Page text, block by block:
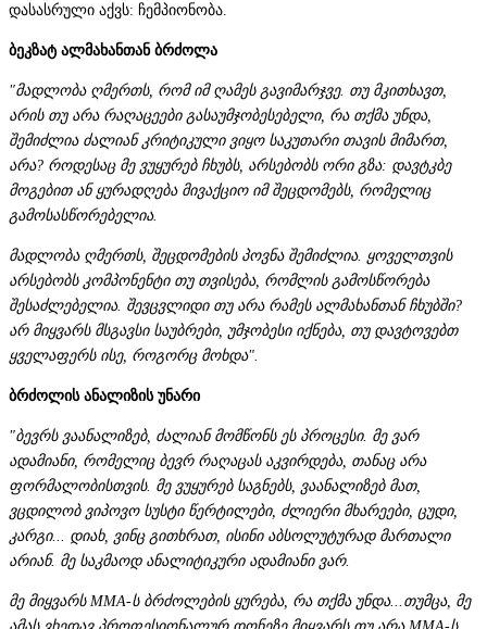
დასასრული აქვს: ჩემპიონობა.
ბეკზატ ალმახანთან ბრძოლა
"მადლობა ღმერთს, რომ იმ ღამეს გავიმარჯვე. თუ მკითხავთ,
არის თუ არა რაღაცეები გასაუმჯობესებელი, რა თქმა უნდა,
შემიძლია ძალიან კრიტიკული ვიყო საკუთარი თავის მიმართ,
არა? როდესაც მე ვუყურებ ჩხუბს, არსებობს ორი გზა: დავტკბე
მოგებით ან ყურადღება მივაქციო იმ შეცდომებს, რომელიც
გამოსასწორებელია.
მადლობა ღმერთს, შეცდომების პოვნა შემიძლია. ყოველთვის
არსებობს კომპონენტი თუ თვისება, რომლის გამოსწორება
შესაძლებელია. შევცვლიდი თუ არა რამეს ალმახანთან ჩხუბში?
არ მიყვარს მსგავსი საუბრები, უმჯობესი იქნება, თუ დავტოვებთ
ყველაფერს ისე, როგორც მოხდა".
ბრძოლის ანალიზის უნარი
"ბევრს ვაანალიზებ, ძალიან მომწონს ეს პროცესი. მე ვარ
ადამიანი, რომელიც ბევრ რაღაცას აკვირდება, თანაც არა
ფორმალობისთვის. მე ვუყურებ საგნებს, ვაანალიზებ მათ,
ვცდილობ ვიპოვო სუსტი წერტილები, ძლიერი მხარეები, ცუდი,
კარგი... დიახ, ვინც გითხრათ, ისინი აბსოლუტურად მართალი
არიან. მე საკმაოდ ანალიტიკური ადამიანი ვარ.
მე მიყვარს MMA-ს ბრძოლების ყურება, რა თქმა უნდა...თუმცა, მე